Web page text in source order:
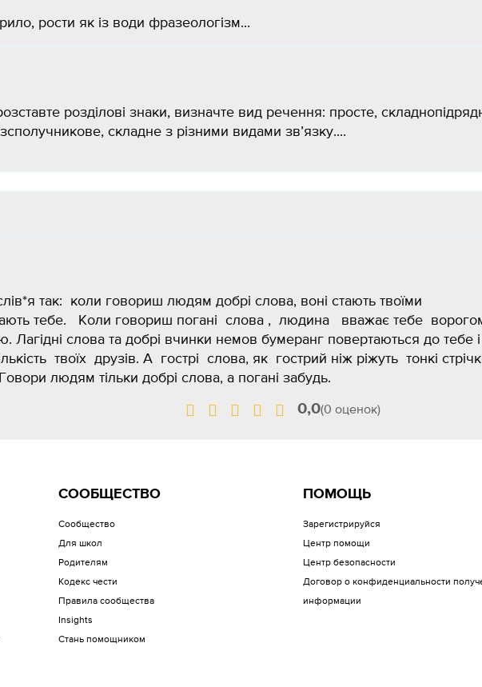
рости як із води фразеологізм...
розділові знаки, визначте вид речення: просте,
складне з різними видами зв’язку....
так: коли говориш людям добрі слова, воні стають твоїми
тебе. Коли говориш погані слова , людина вважає тебе
Лагідні слова та добрі вчинки немов бумеранг повертаються до тебе
твоїх друзів. А гострі слова, як гострий ніж ріжуть тонкі
людям тільки добрі слова, а погані забудь.
0,0(0 оценок)
СООБЩЕСТВО
Сообщество
Для школ
Родителям
Кодекс чести
Правила сообщества
Insights
Стань помощником
ПОМОЩЬ
Зарегистрируйся
Центр помощи
Центр безопасности
Договор о конфиденциальности
информации